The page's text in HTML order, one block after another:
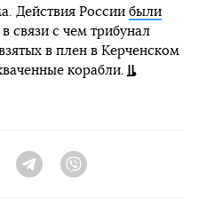
Действия России были
в связи с чем трибунал
в плен в Керченском
корабли.
Twitter Telegram